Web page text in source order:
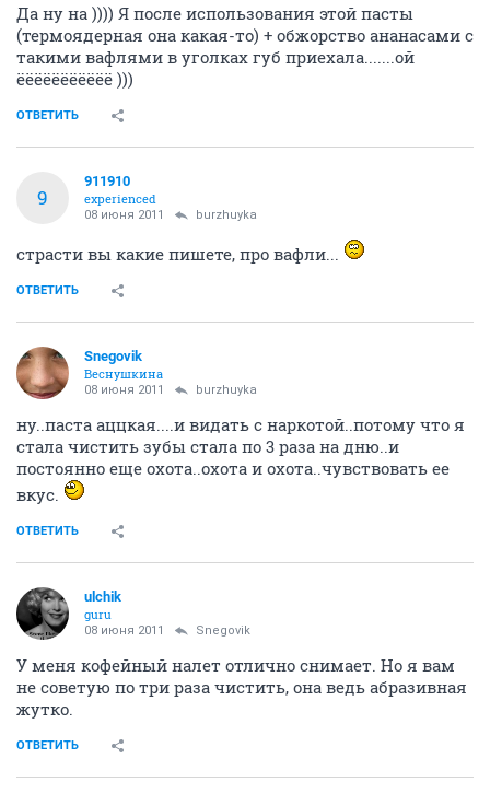
Да ну на )))) Я после использования этой пасты
(термоядерная она какая-то) + обжорство ананасами с
такими вафлями в уголках губ приехала.......ой
ёёёёёёёёёёё )))
ОТВЕТИТЬ
9
911910
experienced
08 июня 2011 burzhuyka
страсти вы какие пишете, про вафли...
ОТВЕТИТЬ
Snegovik
Веснушкина
08 июня 2011 burzhuyka
ну..паста аццкая....и видать с наркотой..потому что я
стала чистить зубы стала по 3 раза на дню..и
постоянно еще охота..охота и охота..чувствовать ее
вкус.
ОТВЕТИТЬ
ulchik
guru
08 июня 2011 Snegovik
У меня кофейный налет отлично снимает. Но я вам
не советую по три раза чистить, она ведь абразивная
жутко.
ОТВЕТИТЬ